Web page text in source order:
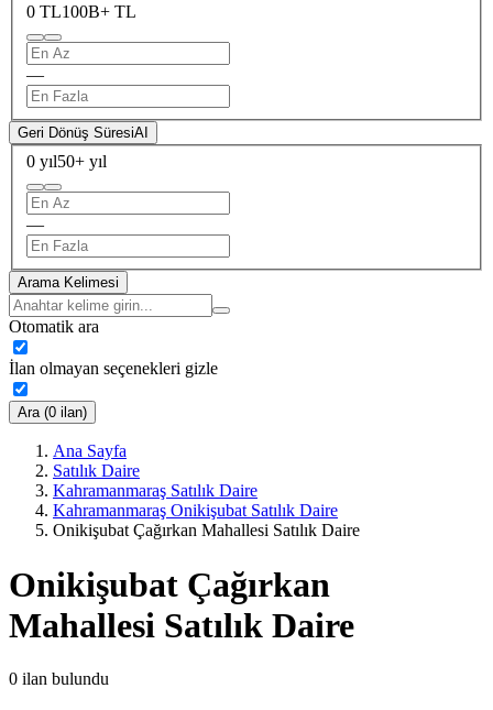
0 TL100B+ TL
—
Geri Dönüş SüresiAI
0 yıl50+ yıl
—
Arama Kelimesi
Otomatik ara
İlan olmayan seçenekleri gizle
Ara (0 ilan)
Ana Sayfa
Satılık Daire
Kahramanmaraş Satılık Daire
Kahramanmaraş Onikişubat Satılık Daire
Onikişubat Çağırkan Mahallesi Satılık Daire
Onikişubat Çağırkan
Mahallesi Satılık Daire
0 ilan bulundu